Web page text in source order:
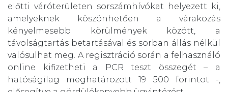
előtti váróterületen sorszámhívókat helyezett ki,
amelyeknek köszönhetően a várakozás
kényelmesebb körülmények között, a
távolságtartás betartásával és sorban állás nélkül
valósulhat meg. A regisztráció során a felhasználó
online kifizetheti a PCR teszt összegét – a
hatóságilag meghatározott 19 500 forintot -,